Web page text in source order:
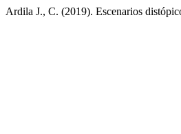
Ardila J., C. (2019). Escenarios